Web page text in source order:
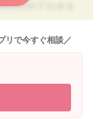
でのせておきま
なりますよ。レ
さい。
リで今すぐ相談／